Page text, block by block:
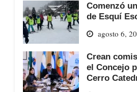
Comenzó
de Esquí
agosto 6,
Crean
el Concejo
Cerro